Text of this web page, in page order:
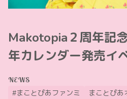
Makotopia２周年記
年カレンダー発売イ
NEWS
#まことぴあファンミ まことぴあ